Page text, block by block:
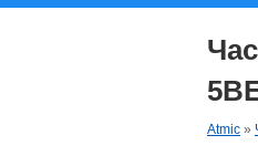
Atmic »